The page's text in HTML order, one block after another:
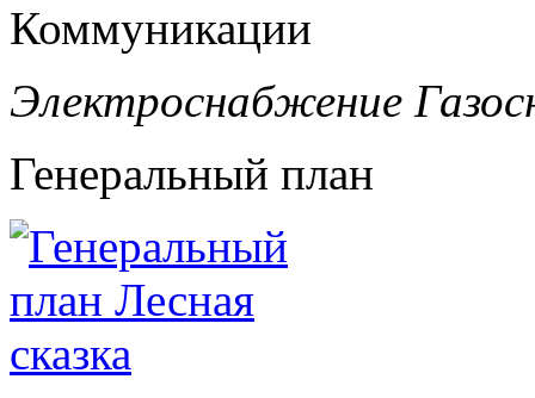
Коммуникации
Электроснабжение
Генеральный план